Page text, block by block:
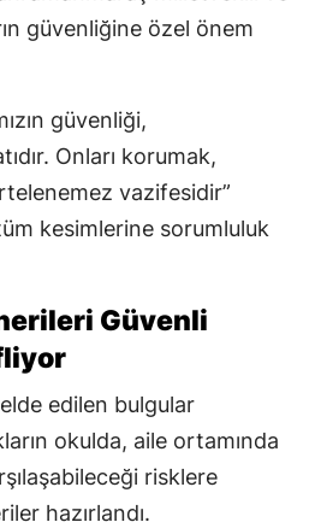
güvenliğine özel önem
güvenliği,
Onları korumak,
vazifesidir”
kesimlerine sorumluluk
Güvenli
edilen bulgular
okulda, aile ortamında
risklere
hazırlandı.